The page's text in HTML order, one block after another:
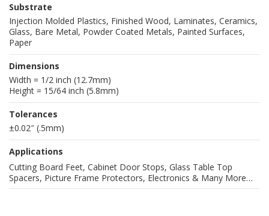
Substrate
Injection Molded Plastics, Finished Wood, Laminates, Ceramics,
Glass, Bare Metal, Powder Coated Metals, Painted Surfaces,
Paper
Dimensions
Width = 1/2 inch (12.7mm)
Height = 15/64 inch (5.8mm)
Tolerances
±0.02″ (.5mm)
Applications
Cutting Board Feet, Cabinet Door Stops, Glass Table Top
Spacers, Picture Frame Protectors, Electronics & Many More…